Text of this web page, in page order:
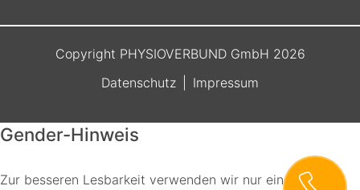
Copyright PHYSIOVERBUND GmbH 2026
Datenschutz
Impressum
Gender-Hinweis
Zur besseren Lesbarkeit verwenden wir nur eine